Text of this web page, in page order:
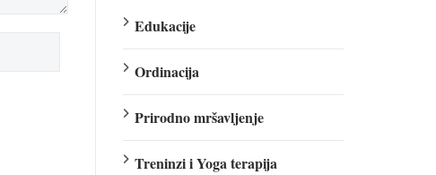
Edukacije
Ordinacija
Prirodno mršavljenje
Treninzi i Yoga terapija